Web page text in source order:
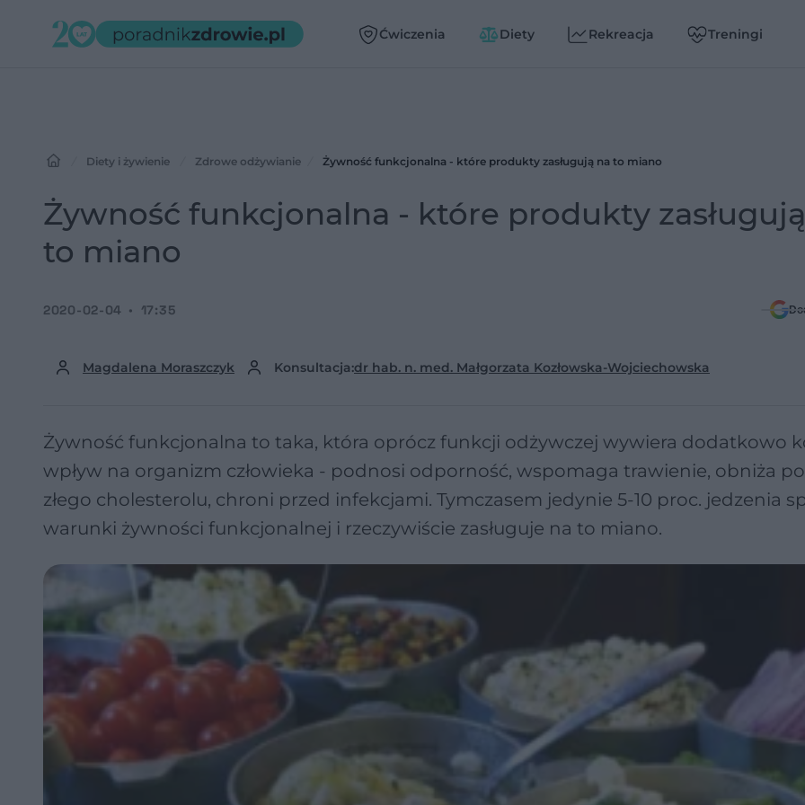
Ćwiczenia Diety Rekreacja Treningi
Diety i żywienie Zdrowe odżywianie Żywność funkcjonalna - które produkty zasługują na to miano
Żywność funkcjonalna - które produkty
to miano
Magdalena Moraszczyk Konsultacja:dr hab. n. med. Małgorzata Kozłowska-Wojciechowska
2020-02-04 17:35
Żywność funkcjonalna to taka, która oprócz funkcji odżywczej wywiera dodatkowo
wpływ na organizm człowieka - podnosi odporność, wspomaga trawienie, obniża
złego cholesterolu, chroni przed infekcjami. Tymczasem jedynie 5-10 proc. jedzenia
warunki żywności funkcjonalnej i rzeczywiście zasługuje na to miano.